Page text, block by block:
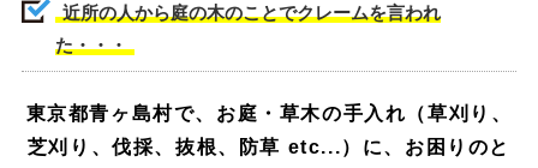
近所の人から庭の木のことでクレームを言われ
た・・・
東京都青ヶ島村で、 お庭・草木の手入れ（草刈り、
芝刈り、伐採、抜根、防草 etc...）に、お困りのと